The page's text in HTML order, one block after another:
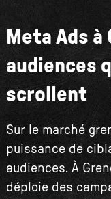
Meta Ads à
audiences
scrollent
Sur le marché
puissance de
audiences. À
déploie des